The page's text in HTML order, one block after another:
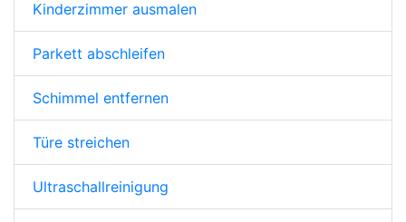
Kinderzimmer ausmalen
Parkett abschleifen
Schimmel entfernen
Türe streichen
Ultraschallreinigung